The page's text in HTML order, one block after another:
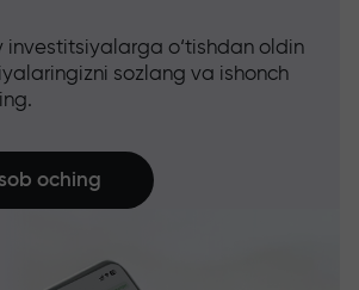
investitsiyalarga o‘tishdan oldin
sozlang va ishonch
oching